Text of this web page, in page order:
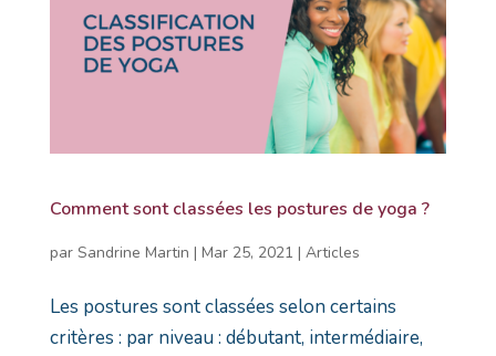
Comment sont classées les postures de yoga ?
par Sandrine Martin | Mar 25, 2021 | Articles
Les postures sont classées selon certains
critères : par niveau : débutant, intermédiaire,